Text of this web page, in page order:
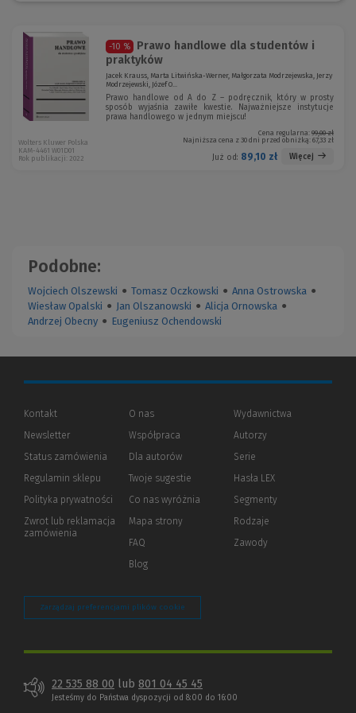
-10 %
Prawo handlowe dla studentów i
praktyków
Jacek Krauss, Marta Litwińska-Werner, Małgorzata Modrzejewska, Jerzy
Modrzejewski, Józef O...
Prawo handlowe od A do Z – podręcznik, który w prosty
sposób wyjaśnia zawiłe kwestie. Najważniejsze instytucje
prawa handlowego w jednym miejscu!
Cena regularna: 99,00 zł
Najniższa cena z 30 dni przed obniżką: 67,33 zł
Już od: 89,10 zł Więcej
Wolters Kluwer Polska
KAM-4461 W01D01
Rok publikacji: 2022
Podobne:
Wojciech Olszewski ● Tomasz Oczkowski ● Anna Ostrowska ●
Wiesław Opalski ● Jan Olszanowski ● Alicja Ornowska ●
Andrzej Obecny ● Eugeniusz Ochendowski
Kontakt
Newsletter
Status zamówienia
Regulamin sklepu
Polityka prywatności (Nowe
(Link
innej
Zwrot lub reklamacja
zamówienia
O nas
Współpraca
Dla autorów(Nowe
(Link
innej
strony)
Twoje sugestie
Co nas wyróżnia
Mapa strony
FAQ
Blog
Wydawnictwa
Autorzy
Serie
Hasła LEX
Segmenty
Rodzaje
Zawody
Zarządzaj preferencjami plików cookie
22 535 88 00 lub 801 04 45 45
Jesteśmy do Państwa dyspozycji od 8:00 do 16:00